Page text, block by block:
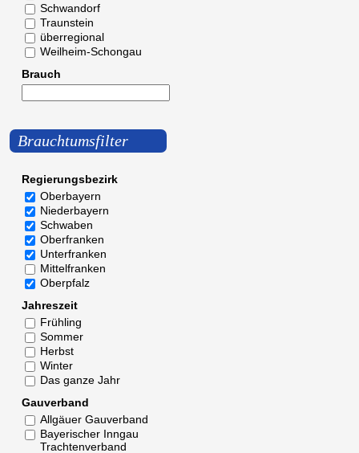
Schwandorf
Traunstein
überregional
Weilheim-Schongau
Brauch
Brauchtumsfilter
Regierungsbezirk
Oberbayern
Niederbayern
Schwaben
Oberfranken
Unterfranken
Mittelfranken
Oberpfalz
Jahreszeit
Frühling
Sommer
Herbst
Winter
Das ganze Jahr
Gauverband
Allgäuer Gauverband
Bayerischer Inngau
Trachtenverband